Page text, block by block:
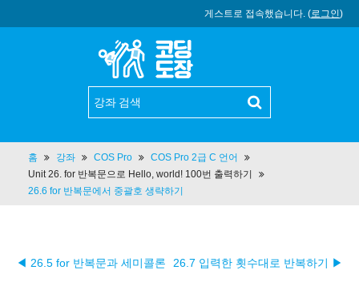
게스트로 접속했습니다. (로그인)
홈 강좌 COS Pro
COS Pro 2급 C 언어
Unit 26. for 반복문으로 Hello, world! 100번 출력하기
26.6 for 반복문에서 중괄호 생략하기
◀ 26.5 for 반복문과 세미콜론 26.7 입력한 횟수대로 반복하기 ▶︎